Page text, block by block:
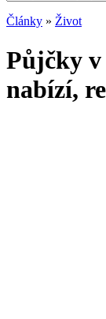
Články » Život
Půjčky v
nabízí,